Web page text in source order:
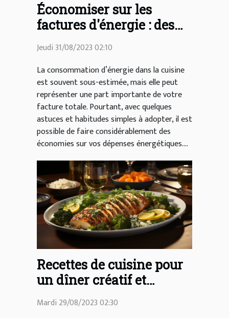
Économiser sur les
factures d'énergie : des
astuces simples pour la
cuisine
Jeudi 31/08/2023 02:10
La consommation d’énergie dans la cuisine
est souvent sous-estimée, mais elle peut
représenter une part importante de votre
facture totale. Pourtant, avec quelques
astuces et habitudes simples à adopter, il est
possible de faire considérablement des
économies sur vos dépenses énergétiques....
Recettes de cuisine pour
un dîner créatif et
délicieux
Mardi 29/08/2023 02:30